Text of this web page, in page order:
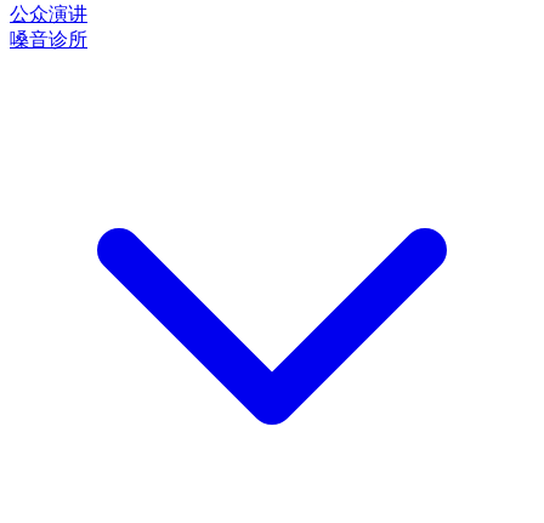
公众演讲
嗓音诊所